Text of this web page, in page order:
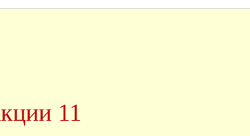
11